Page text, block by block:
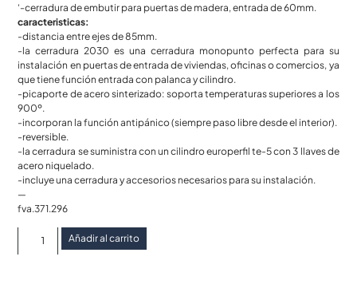
‘-cerradura de embutir para puertas de madera, entrada de 60mm.
caracteristicas:
-distancia entre ejes de 85mm.
-la cerradura 2030 es una cerradura monopunto perfecta para su
instalación en puertas de entrada de viviendas, oficinas o comercios, ya
que tiene función entrada con palanca y cilindro.
-picaporte de acero sinterizado: soporta temperaturas superiores a los
900º.
-incorporan la función antipánico (siempre paso libre desde el interior).
-reversible.
-la cerradura se suministra con un cilindro europerfil te-5 con 3 llaves de
acero niquelado.
-incluye una cerradura y accesorios necesarios para su instalación.
—
fva.371.296
Añadir al carrito